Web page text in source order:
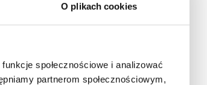
O plikach cookies
społecznościowe i analizować
partnerom społecznościowym,